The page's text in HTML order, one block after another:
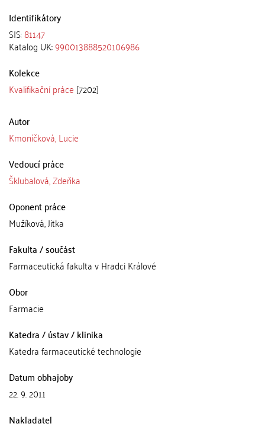
Identifikátory
SIS:81147
Katalog UK:990013888520106986
Kolekce
Kvalifikační práce [7202]
Autor
Kmoníčková, Lucie
Vedoucí práce
Šklubalová, Zdeňka
Oponent práce
Mužíková, Jitka
Fakulta / součást
Farmaceutická fakulta v Hradci Králové
Obor
Farmacie
Katedra / ústav / klinika
Katedra farmaceutické technologie
Datum obhajoby
22. 9. 2011
Nakladatel